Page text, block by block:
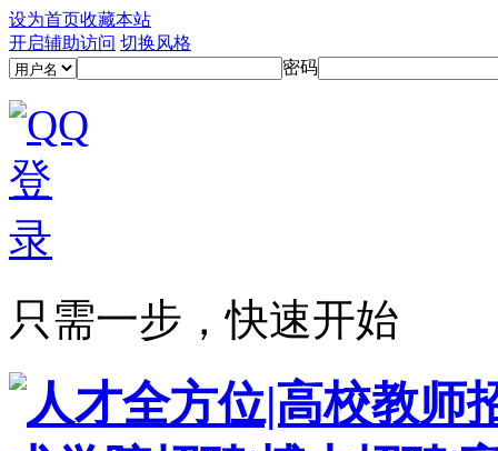
设为首页收藏本站
开启辅助访问 切换风格
密码
只需一步，快速开始